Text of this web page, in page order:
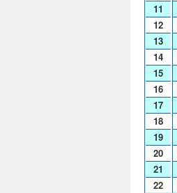
11
12
13
14
15
16
17
18
19
20
21
22